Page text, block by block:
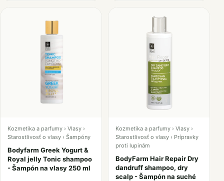
Kozmetika a parfumy › Vlasy ›
Starostlivosť o vlasy › Šampóny
Bodyfarm Greek Yogurt &
Royal jelly Tonic shampoo
- Šampón na vlasy 250 ml
Kozmetika a parfumy › Vlasy ›
Starostlivosť o vlasy › Prípravky
proti lupinám
BodyFarm Hair Repair Dry
dandruff shampoo, dry
scalp - Šampón na suché